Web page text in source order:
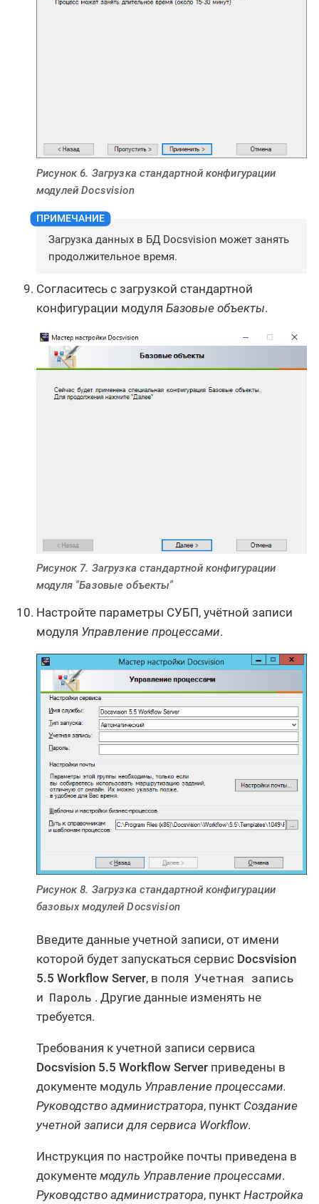
Рисунок 6. Загрузка стандартной конфигурации
модулей Docsvision
Загрузка данных в БД Docsvision может занять
продолжительное время.
Согласитесь с загрузкой стандартной
конфигурации модуля Базовые объекты.
Рисунок 7. Загрузка стандартной конфигурации
модуля "Базовые объекты"
Настройте параметры СУБП, учётной записи
модуля Управление процессами.
Рисунок 8. Загрузка стандартной конфигурации
базовых модулей Docsvision
Введите данные учетной записи, от имени
которой будет запускаться сервис Docsvision
5.5 Workflow Server, в поля Учетная запись
и Пароль . Другие данные изменять не
требуется.
Требования к учетной записи сервиса
Docsvision 5.5 Workflow Server приведены в
документе модуль Управление процессами.
Руководство администратора, пункт Создание
учетной записи для сервиса Workflow.
Инструкция по настройке почты приведена в
документе модуль Управление процессами.
Руководство администратора, пункт Настройка